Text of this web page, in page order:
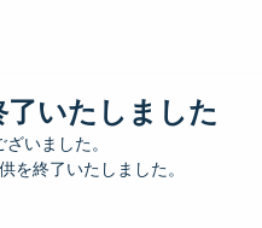
了いたしました
いました。
を終了いたしました。